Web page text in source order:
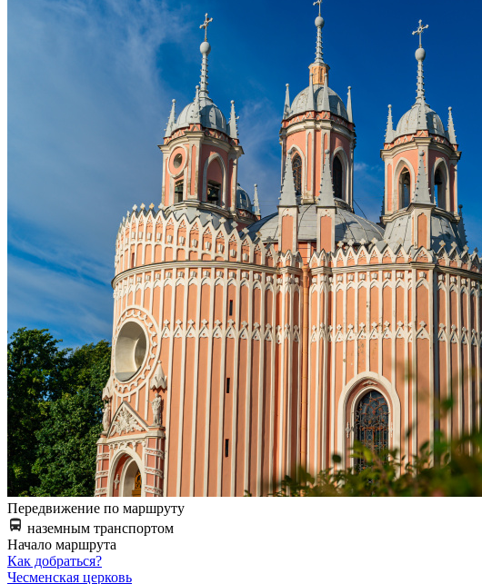
Передвижение по маршруту
наземным транспортом
Начало маршрута
Как добраться?
Чесменская церковь